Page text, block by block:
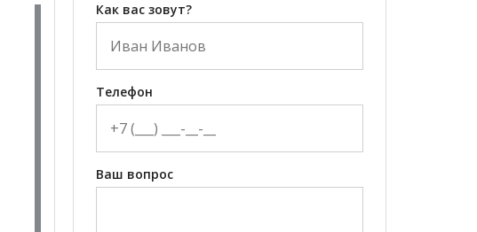
Как вас зовут?
Телефон
Ваш вопрос